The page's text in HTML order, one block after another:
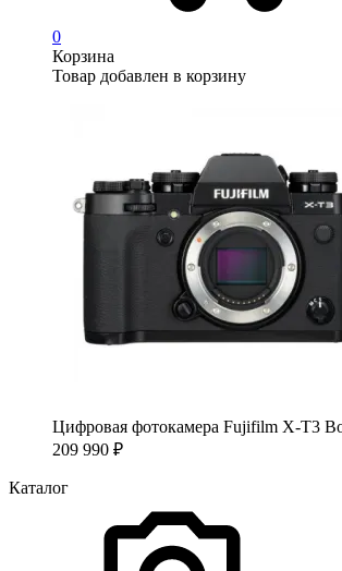
0
Корзина
Товар добавлен в корзину
Цифровая фотокамера Fujifilm X-T3
209 990 ₽
Каталог